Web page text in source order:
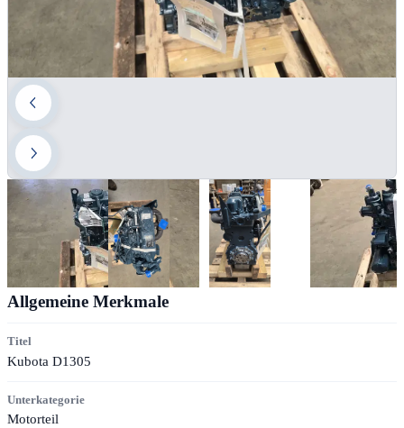
Allgemeine Merkmale
Titel
Kubota D1305
Unterkategorie
Motorteil